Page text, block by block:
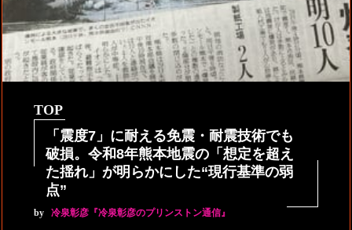
TOP
「震度7」に耐える免震・耐震技術でも
破損。令和8年熊本地震の「想定を超え
た揺れ」が明らかにした“現行基準の弱
点”
by 冷泉彰彦『冷泉彰彦のプリンストン通信』